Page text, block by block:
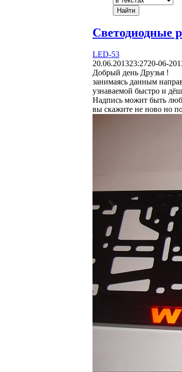
Светодиодные
LED-53
20.06.201323:2720-06-
Добрый день Друзья !
занимаясь данным
узнаваемой быстро и
Надпись можит быть
вы скажите не ново но